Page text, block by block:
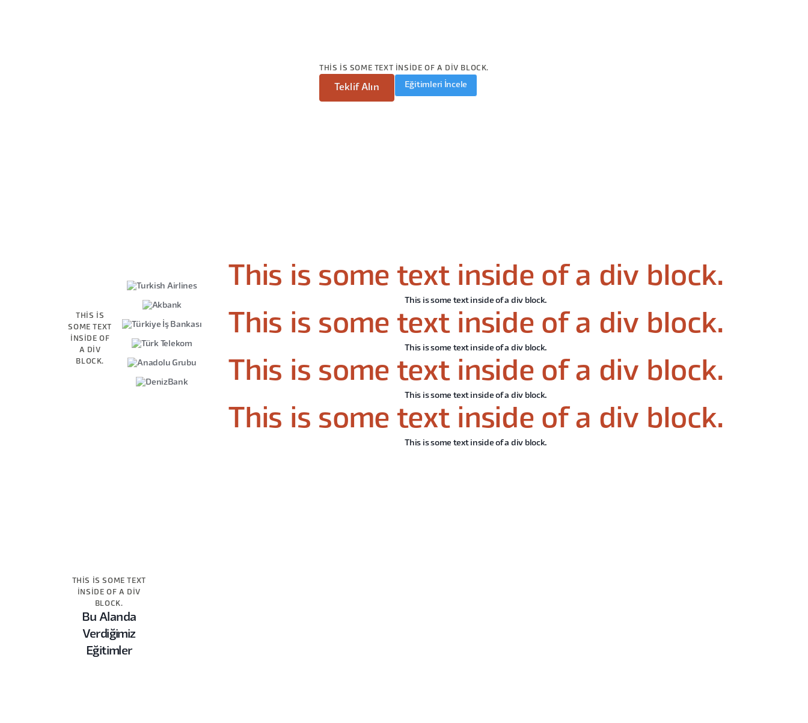
THIS IS SOME TEXT INSIDE OF A DIV BLOCK.
Teklif Alın Eğitimleri İncele
THIS IS
SOME TEXT
INSIDE OF
A DIV
BLOCK.
This is some text inside of a div block.
This is some text inside of a div block.
This is some text inside of a div block.
This is some text inside of a div block.
This is some text inside of a div block.
This is some text inside of a div block.
This is some text inside of a div block.
This is some text inside of a div block.
THIS IS SOME TEXT
INSIDE OF A DIV
BLOCK.
Bu Alanda
Verdiğimiz
Eğitimler